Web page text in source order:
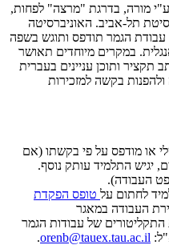
מורה, בדרגת "מרצה" לפחות,
תל-אביב. האוניברסיטה
עבודת הגמר תודפס ותוגש בשפה
במקרים מיוחדים תאושר
ותוכן עניינים בעברית
בקשה למזכירות
או מודפס על פי בקשתו (אם
יגיש התלמיד עותק נוסף.
העבודה).
לחתום על טופס הפקדת
העבודה במאגר
של עבודות הגמר
orenb@tauex.tau.ac.il
.